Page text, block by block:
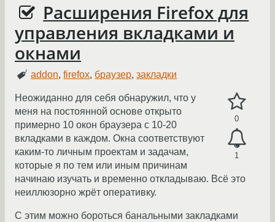
Расширения Firefox для
управления вкладками и
окнами
addon,firefox, браузер,закладки
0
1
Неожиданно для себя обнаружил, что у
меня на постоянной основе открыто
примерно 10 окон браузера с 10-20
вкладками в каждом. Окна соответствуют
каким-то личным проектам и задачам,
которые я по тем или иным причинам
начинаю изучать и временно откладываю. Всё это
неиллюзорно жрёт оперативку.
С этим можно бороться банальными закладками